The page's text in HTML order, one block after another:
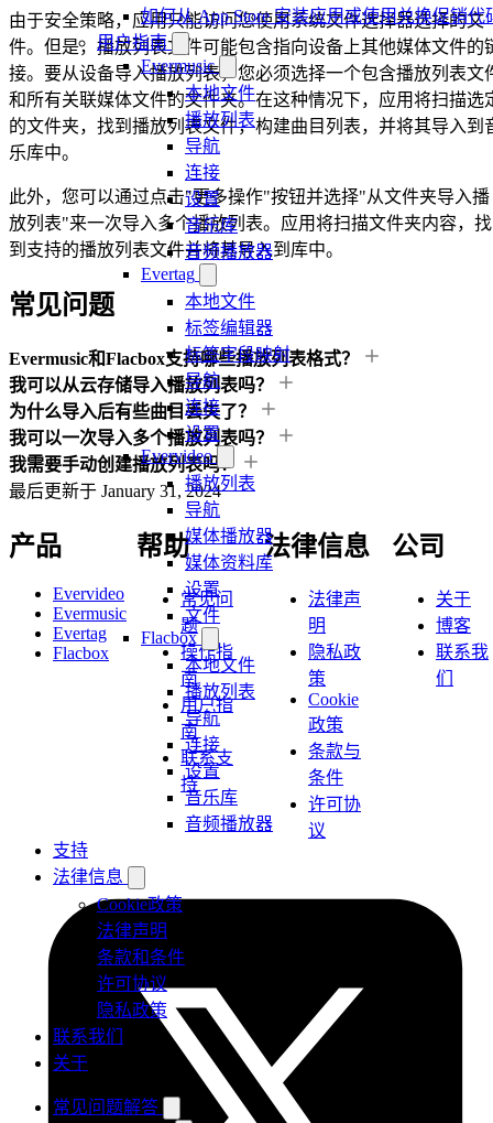
如何从 App Store 安装应用或使用兑换促销
用户指南
Evermusic
本地文件
播放列表
导航
连接
设置
音乐库
音频播放器
Evertag
本地文件
标签编辑器
标签字段映射
导航
连接
设置
Evervideo
播放列表
导航
媒体播放器
媒体资料库
设置
文件
Flacbox
本地文件
播放列表
导航
连接
设置
音乐库
音频播放器
支持
法律信息
Cookie政策
法律声明
条款和条件
许可协议
隐私政策
联系我们
关于
常见问题解答
由于安全策略，应用只能访问您使用系统文件选择器选择的文
件。但是，播放列表文件可能包含指向设备上其他媒体文件的
接。要从设备导入播放列表，您必须选择一个包含播放列表文
和所有关联媒体文件的文件夹。在这种情况下，应用将扫描选
的文件夹，找到播放列表文件，构建曲目列表，并将其导入到
乐库中。
此外，您可以通过点击"更多操作"按钮并选择"从文件夹导入播
放列表"来一次导入多个播放列表。应用将扫描文件夹内容，找
到支持的播放列表文件并将其导入到库中。
常见问题
Evermusic和Flacbox支持哪些播放列表格式？
我可以从云存储导入播放列表吗？
为什么导入后有些曲目丢失了？
我可以一次导入多个播放列表吗？
我需要手动创建播放列表吗？
最后更新于 January 31, 2024
产品
Evervideo
Evermusic
Evertag
Flacbox
帮助
常见问
题
操作指
南
用户指
南
联系支
持
法律信息
法律声
明
隐私政
策
Cookie
政策
条款与
条件
许可协
议
公司
关于
博客
联系我
们